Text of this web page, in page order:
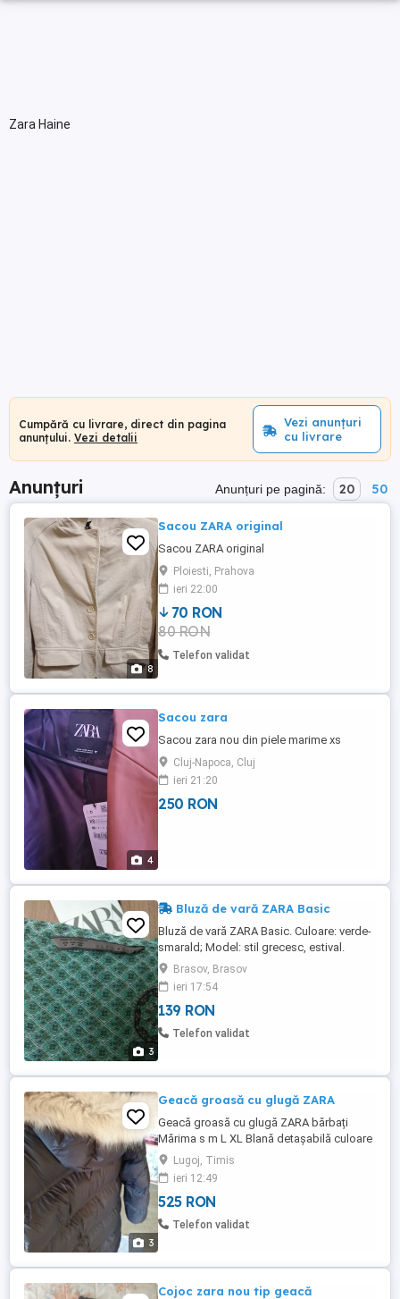
Zara Haine
Cumpără cu livrare, direct din pagina
anunțului. Vezi detalii
Vezi anunțuri
cu livrare
Anunțuri Anunțuri pe pagină: 20 50
8
Sacou ZARA original
Sacou ZARA original
Ploiesti, Prahova
ieri 22:00
70 RON
80 RON
Telefon validat
4
Sacou zara
Sacou zara nou din piele marime xs
Cluj-Napoca, Cluj
ieri 21:20
250 RON
3
Bluză de vară ZARA Basic
Bluză de vară ZARA Basic. Culoare: verde-
smarald; Model: stil grecesc, estival.
Mărime: M. Trimit colet în țară. Mulțumesc
Brasov, Brasov
ieri 17:54
139 RON
Telefon validat
3
Geacă groasă cu glugă ZARA
Geacă groasă cu glugă ZARA bărbați
Mărima s m L XL Blană detașabilă culoare
negru gri inchis
Lugoj, Timis
ieri 12:49
525 RON
Telefon validat
Cojoc zara nou tip geacă